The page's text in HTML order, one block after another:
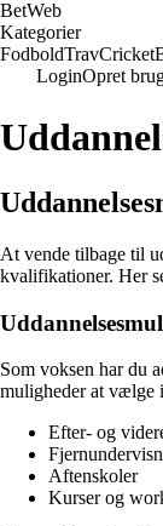
BetWeb
Kategorier
FodboldTravCricket
LoginOpret
At vende tilbage til
kvalifikationer. Her
Som voksen har du
muligheder at vælge
Efter- og
Aftenskoler
Kurser og